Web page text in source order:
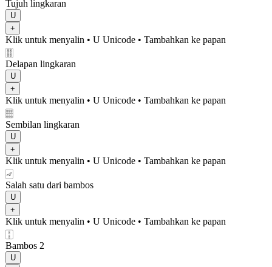
Tujuh lingkaran
U
+
Klik untuk menyalin • U Unicode • Tambahkan ke papan
🀠
Delapan lingkaran
U
+
Klik untuk menyalin • U Unicode • Tambahkan ke papan
🀡
Sembilan lingkaran
U
+
Klik untuk menyalin • U Unicode • Tambahkan ke papan
🀐
Salah satu dari bambos
U
+
Klik untuk menyalin • U Unicode • Tambahkan ke papan
🀑
Bambos 2
U